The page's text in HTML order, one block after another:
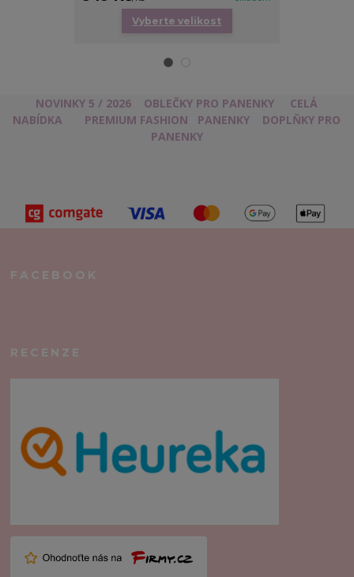
Vyberte velikost
NOVINKY 5 / 2026 OBLEČKY PRO PANENKY
CELÁ
NABÍDKA
PREMIUM FASHION PANENKY
DOPLŇKY PRO
PANENKY
FACEBOOK
RECENZE